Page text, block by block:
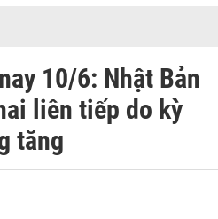
10/6: Nhật Bản
liên tiếp do kỳ
tăng